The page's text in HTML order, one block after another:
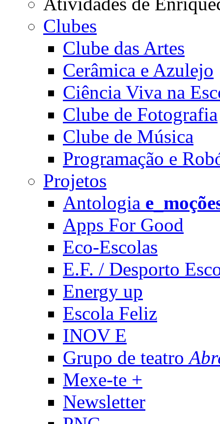
Clubes
Clube das Artes
Cerâmica e Azulejo
Ciência Viva na
Clube de Fotografia
Clube de Música
Programação e
Projetos
Antologia
Apps For Good
Eco-Escolas
E.F. / Desporto
Energy up
Escola Feliz
INOV E
Grupo de teatro
Mexe-te +
Newsletter